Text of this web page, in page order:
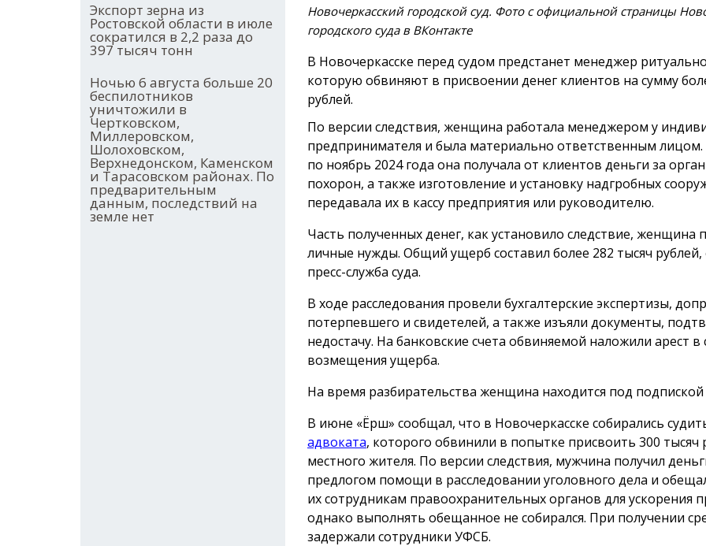
Экспорт зерна из
Ростовской области в июле
сократился в 2,2 раза до
397 тысяч тонн
Ночью 6 августа больше 20
беспилотников
уничтожили в
Чертковском,
Миллеровском,
Шолоховском,
Верхнедонском, Каменском
и Тарасовском районах. По
предварительным
данным, последствий на
земле нет
Новочеркасский городской суд. Фото с официальной страницы
городского суда в ВКонтакте
В Новочеркасске перед судом предстанет менеджер
которую обвиняют в присвоении денег клиентов на сумму
рублей.
По версии следствия, женщина работала менеджером у
предпринимателя и была материально ответственным лицом.
по ноябрь 2024 года она получала от клиентов деньги за
похорон, а также изготовление и установку надгробных
передавала их в кассу предприятия или руководителю.
Часть полученных денег, как установило следствие, женщина
личные нужды. Общий ущерб составил более 282 тысяч
пресс-служба суда.
В ходе расследования провели бухгалтерские экспертизы,
потерпевшего и свидетелей, а также изъяли документы,
недостачу. На банковские счета обвиняемой наложили арест в
возмещения ущерба.
На время разбирательства женщина находится под
В июне «Ёрш» сообщал, что в Новочеркасске собирались
адвоката, которого обвинили в попытке присвоить 300 тысяч
местного жителя. По версии следствия, мужчина получил
предлогом помощи в расследовании уголовного дела и
их сотрудникам правоохранительных органов для ускорения
однако выполнять обещанное не собирался. При получении
задержали сотрудники УФСБ.